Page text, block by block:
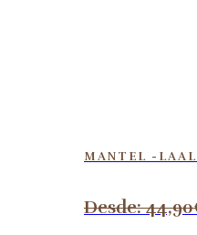
MANTEL -
Desde:44,90